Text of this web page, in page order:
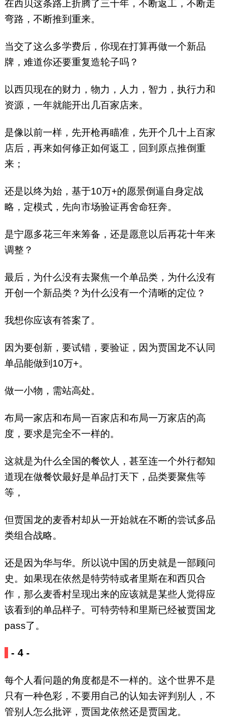
在西贝这条路上折腾了三十年，不断返工，不断走
弯路，不断推到重来。
当交了这么多学费后，你现在打算再做一个新品
牌，难道你还要重复造轮子吗？
以西贝现在的财力，物力，人力，智力，执行力和
资源，一年就能开出几百家店来。
是像以前一样，先开枪再瞄准，先开个几十上百家
店后，再来如何修正如何返工，回到原点推倒重
来；
还是以终为始，基于10万+的愿景倒逼自身定战
略，定模式，先向市场验证再舍命狂奔。
是宁愿多花三年来筹备，还是愿意以后再花十年来
调整？
最后，为什么没有去聚焦一个单品类，为什么没有
开创一个新品类？为什么没有一个清晰的定位？
我想你应该有答案了。
因为要创新，要试错，要验证，因为贾国龙不认同
单品能做到10万+。
做一小物，需站高处。
布局一家店和布局一百家店和布局一万家店的高
度，要求是完全不一样的。
这就是为什么全国的餐饮人，甚至连一个外行都知
道现在做餐饮最好是单品打天下，品类要聚焦等
等，
但贾国龙的麦香村却从一开始就在不断的尝试多品
类组合战略。
还是因为华与华。所以说中国的历史就是一部顾问
史。如果现在依然是特劳特或者里斯在和西贝合
作，那么麦香村呈现出来的应该就是某些人觉得应
该看到的单品样子。可特劳特和里斯已经被贾国龙
pass了。
- 4 -
每个人看问题的角度都是不一样的。这个世界不是
只有一种色彩，不要用自己的认知去评判别人，不
管别人怎么批评，贾国龙依然还是贾国龙。